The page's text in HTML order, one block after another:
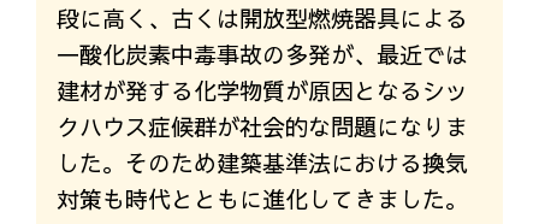
段に高く、古くは開放型燃焼器具による
一酸化炭素中毒事故の多発が、最近では
建材が発する化学物質が原因となるシッ
クハウス症候群が社会的な問題になりま
した。そのため建築基準法における換気
対策も時代とともに進化してきました。